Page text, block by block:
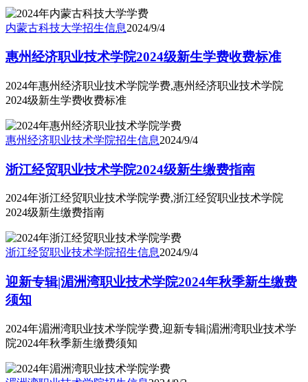
内蒙古科技大学招生信息2024/9/4
惠州经济职业技术学院2024级新生学费收费标准
2024年惠州经济职业技术学院学费,惠州经济职业技术学院
2024级新生学费收费标准
惠州经济职业技术学院招生信息2024/9/4
浙江经贸职业技术学院2024级新生缴费指南
2024年浙江经贸职业技术学院学费,浙江经贸职业技术学院
2024级新生缴费指南
浙江经贸职业技术学院招生信息2024/9/4
迎新专辑|湄洲湾职业技术学院2024年秋季新生缴费
须知
2024年湄洲湾职业技术学院学费,迎新专辑|湄洲湾职业技术学
院2024年秋季新生缴费须知